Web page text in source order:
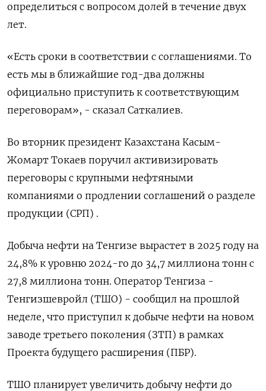
определиться с вопросом долей в течение двух
лет.
«Есть сроки в соответствии с соглашениями. То
есть мы в ближайшие год-два должны
официально приступить к соответствующим
переговорам», - сказал Саткалиев.
Во вторник президент Казахстана Касым-
Жомарт Токаев поручил активизировать
переговоры с крупными нефтяными
компаниями о продлении соглашений о разделе
продукции (СРП) .
Добыча нефти на Тенгизе вырастет в 2025 году на
24,8% к уровню 2024-го до 34,7 миллиона тонн с
27,8 миллиона тонн. Оператор Тенгиза -
Тенгизшевройл (ТШО) - сообщил на прошлой
неделе, что приступил к добыче нефти на новом
заводе третьего поколения (ЗТП) в рамках
Проекта будущего расширения (ПБР).
ТШО планирует увеличить добычу нефти до